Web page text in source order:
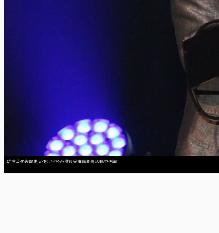
駐汶萊代表處史大使亞平於台灣觀光推廣餐會活動中致詞。